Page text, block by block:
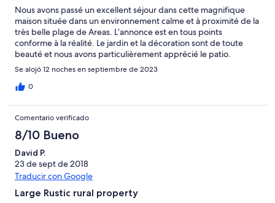
Nous avons passé un excellent séjour dans cette magnifique
maison située dans un environnement calme et à proximité de la
très belle plage de Areas. L’annonce est en tous points
conforme à la réalité. Le jardin et la décoration sont de toute
beauté et nous avons particulièrement apprécié le patio.
Se alojó 12 noches en septiembre de 2023
0
Comentario verificado
8/10 Bueno
David P.
23 de sept de 2018
Traducir con Google
Large Rustic rural property